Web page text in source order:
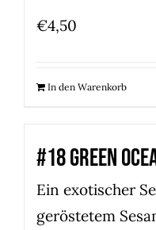
€4,50
In den Warenkorb
#18 GREEN
Ein exotischer
geröstetem